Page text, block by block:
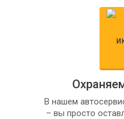
В нашем
– вы просто